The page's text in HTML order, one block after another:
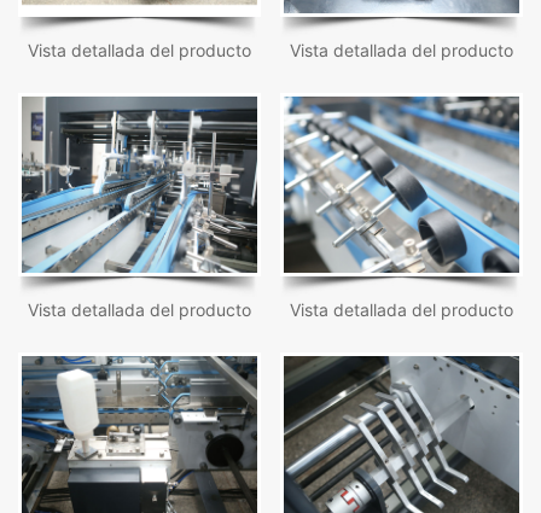
Vista detallada del producto Vista detallada del producto
Vista detallada del producto Vista detallada del producto